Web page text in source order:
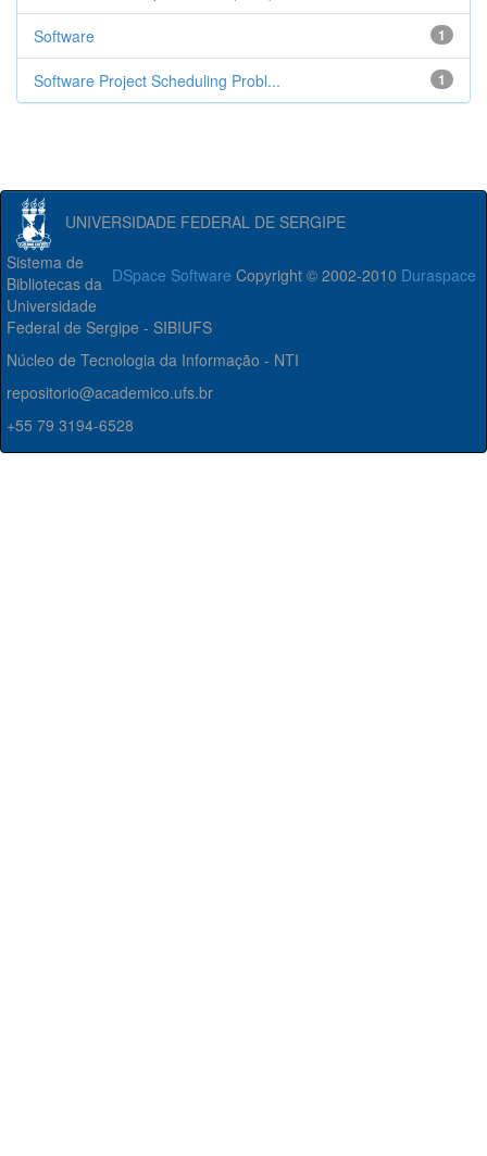
1
Software
1
Software Project Scheduling Probl...
UNIVERSIDADE FEDERAL DE SERGIPE
DSpace Software Copyright © 2002-2010 Duraspace
Sistema de
Bibliotecas da
Universidade
Federal de Sergipe - SIBIUFS
Núcleo de Tecnologia da Informação - NTI
repositorio@academico.ufs.br
+55 79 3194-6528